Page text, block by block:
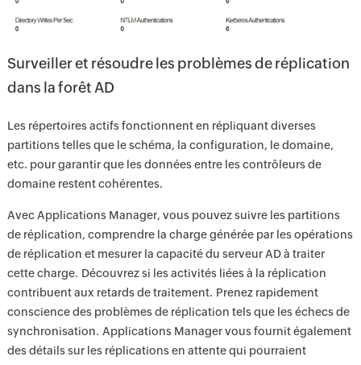
Surveiller et résoudre les problèmes de réplication
dans la forêt AD
Les répertoires actifs fonctionnent en répliquant diverses
partitions telles que le schéma, la configuration, le domaine,
etc. pour garantir que les données entre les contrôleurs de
domaine restent cohérentes.
Avec Applications Manager, vous pouvez suivre les partitions
de réplication, comprendre la charge générée par les opérations
de réplication et mesurer la capacité du serveur AD à traiter
cette charge. Découvrez si les activités liées à la réplication
contribuent aux retards de traitement. Prenez rapidement
conscience des problèmes de réplication tels que les échecs de
synchronisation. Applications Manager vous fournit également
des détails sur les réplications en attente qui pourraient